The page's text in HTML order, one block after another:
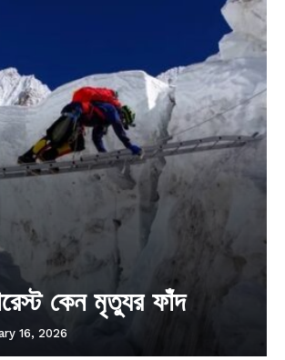
কেন মৃত্যুর ফাঁদ
16, 2026